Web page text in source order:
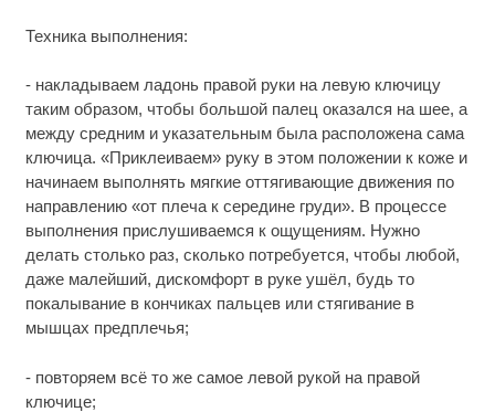
Техника выполнения:
- накладываем ладонь правой руки на левую ключицу
таким образом, чтобы большой палец оказался на шее, а
между средним и указательным была расположена сама
ключица. «Приклеиваем» руку в этом положении к коже и
начинаем выполнять мягкие оттягивающие движения по
направлению «от плеча к середине груди». В процессе
выполнения прислушиваемся к ощущениям. Нужно
делать столько раз, сколько потребуется, чтобы любой,
даже малейший, дискомфорт в руке ушёл, будь то
покалывание в кончиках пальцев или стягивание в
мышцах предплечья;
- повторяем всё то же самое левой рукой на правой
ключице;